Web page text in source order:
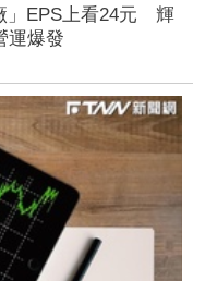
」EPS上看24元 輝
運爆發